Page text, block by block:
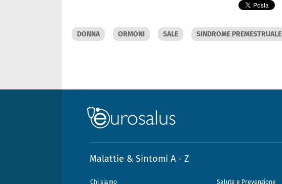
DONNA ORMONI SALE SINDROME PREMESTRUALE
Malattie & Sintomi A - Z
Chi siamo Salute e Prevenzione